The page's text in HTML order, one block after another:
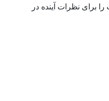
برای نظرات آینده در